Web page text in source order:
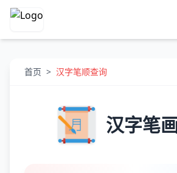
首页 > 汉字笔顺查询
汉字笔